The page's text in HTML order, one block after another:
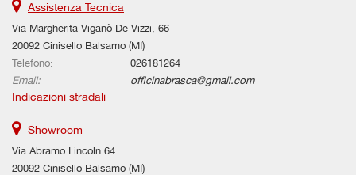
Assistenza Tecnica
Via Margherita Viganò De Vizzi, 66
20092 Cinisello Balsamo (MI)
Telefono:
026181264
Email:
officinabrasca@gmail.com
Indicazioni stradali
Showroom
Via Abramo Lincoln 64
20092 Cinisello Balsamo (MI)